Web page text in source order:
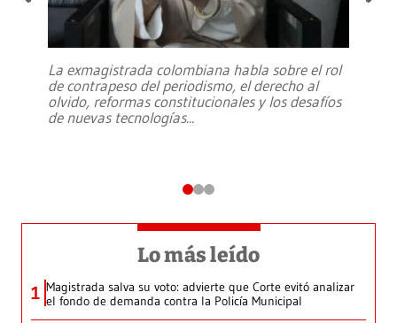
La exmagistrada colombiana habla sobre el rol
de contrapeso del periodismo, el derecho al
olvido, reformas constitucionales y los desafíos
de nuevas tecnologías...
Lo más leído
1 Magistrada salva su voto: advierte que Corte evitó analizar
el fondo de demanda contra la Policía Municipal